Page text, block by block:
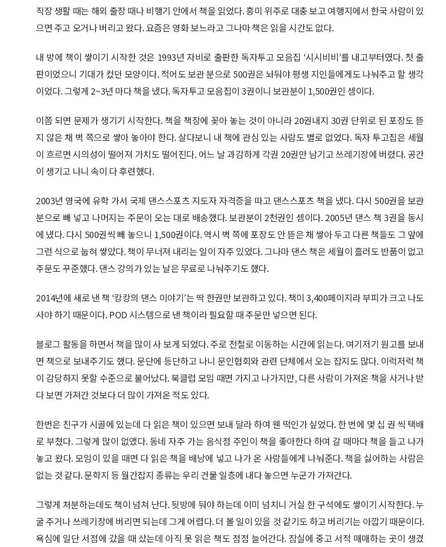
직장 생활 때는 해외 출장 때나 비행기 안에서 책을 읽었다. 흥미 위주로 대충 보고 여행지에서 한국 사람이 있
으면 주고 오거나 버리고 왔다. 요즘은 영화 보느라고 그나마 책은 읽을 시간도 없다.
내 방에 책이 쌓이기 시작한 것은 1993년 자비로 출판한 독자투고 모음집 ‘시시비비’를 내고부터였다. 첫 출
판이었으니 기대가 컸던 모양이다. 적어도 보관 분으로 500권은 놔둬야 평생 지인들에게도 나눠주고 할 생각
이었다. 그렇게 2~3년 마다 책을 냈다. 독자투고 모음집이 3권이니 보관분이 1,500권인 셈이다.
이쯤 되면 문제가 생기기 시작한다. 책을 책장에 꽂아 놓는 것이 아니라 20권내지 30권 단위로 된 포장도 뜯
지 않은 채 벽 쪽으로 쌓아 놓아야 한다. 살다보니 내 책에 관심 있는 사람도 별로 없었다. 독자 투고집은 세월
이 흐르면 시의성이 떨어져 가치도 떨어진다. 어느 날 과감하게 각권 20권만 남기고 쓰레기장에 버렸다. 공간
이 생기고 나니 속이 다 후련했다.
2003년 영국에 유학 가서 국제 댄스스포츠 지도자 자격증을 따고 댄스스포츠 책을 냈다. 다시 500권을 보관
분으로 빼 넣고 나머지는 주문이 오는 대로 배송했다. 보관분이 2천권인 셈이다. 2005년 댄스 책 3권을 동시
에 냈다. 다시 500권씩 빼 놓으니 1,500권이다. 역시 벽 쪽에 포장도 안 뜯은 채 쌓아 두고 다른 책들도 그 앞에
그런 식으로 눕혀 쌓았다. 책이 무너져 내리는 일이 자주 있었다. 그나마 댄스 책은 세월이 흘러도 반품이 없고
주문도 꾸준했다. 댄스 강의가 있는 날은 무료로 나눠주기도 했다.
2014년에 새로 낸 책 ‘캉캉의 댄스 이야기’는 딱 한권만 보관하고 있다. 책이 3,400페이지라 부피가 크고 나도
사야 하기 때문이다. POD 시스템으로 낸 책이라 필요할 때 주문만 넣으면 된다.
블로그 활동을 하면서 책을 많이 사 보게 되었다. 주로 전철로 이동하는 시간에 읽는다. 여기저기 원고를 보내
면 책으로 보내주기도 했다. 문단에 등단하고 나니 문인협회와 관련 단체에서 오는 잡지도 많다. 이럭저럭 책
이 감당하지 못할 수준으로 불어났다. 북클럽 모임 때면 가지고 나가지만, 다른 사람이 가져온 책을 사거나 받
다 보면 가져간 것보다 더 많이 가져온 적도 있다.
한번은 친구가 시골에 있는데 다 읽은 책이 있으면 보내 달라 하여 웬 떡인가 싶었다. 한 번에 몇 십 권 씩 택배
로 부쳤다. 그렇게 많이 없앴다. 동네 자주 가는 음식점 주인이 책을 좋아한다 하여 갈 때마다 책을 들고 나가
놓고 왔다. 모임이 있을 때면 다 읽은 책을 배낭에 넣고 나가 온 사람들에게 나눠준다. 책을 싫어하는 사람은
없는 것 같다. 문학지 등 월간잡지 종류는 우리 건물 일층에 내다 놓으면 누군가 가져간다.
그렇게 처분하는데도 책이 넘쳐 난다. 뒷방에 둬야 하는데 이미 넘치니 거실 한 구석에도 쌓이기 시작한다. 누
굴 주거나 쓰레기장에 버리면 되는데 그게 어렵다. 더 볼 일이 있을 것 같기도 하고 버리기는 아깝기 때문이다.
욕심에 일단 서점에 갔을 때 샀는데 아직 못 읽은 책도 점점 늘어간다. 잠실에 중고 서적 매매하는 곳이 생겼